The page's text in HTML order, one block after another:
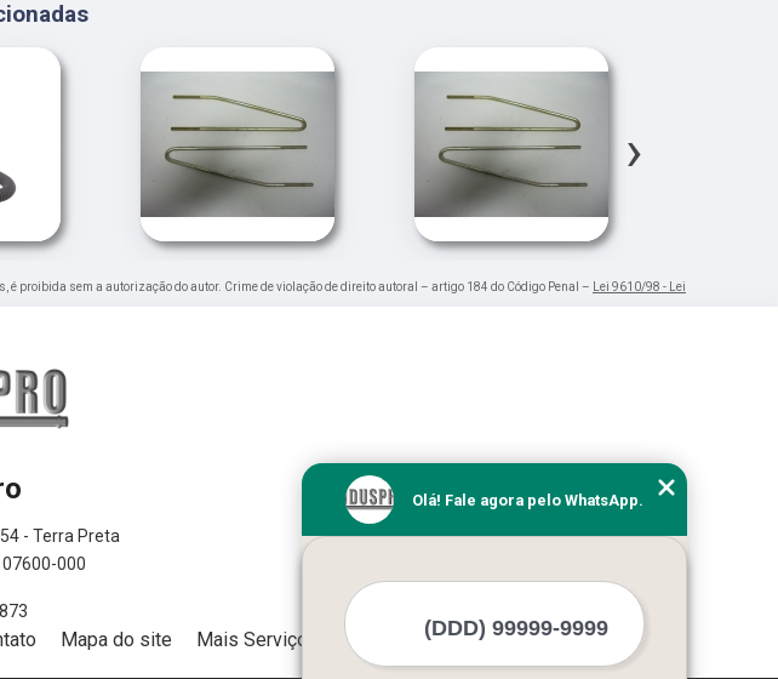
›
proibida sem a autorização do autor. Crime de violação de direito autoral – artigo 184 do Código Penal – Lei 9610/98 - Lei
- Terra Preta
07600-000
Mapa do site Mais Serviços
Olá! Fale agora pelo WhatsApp.